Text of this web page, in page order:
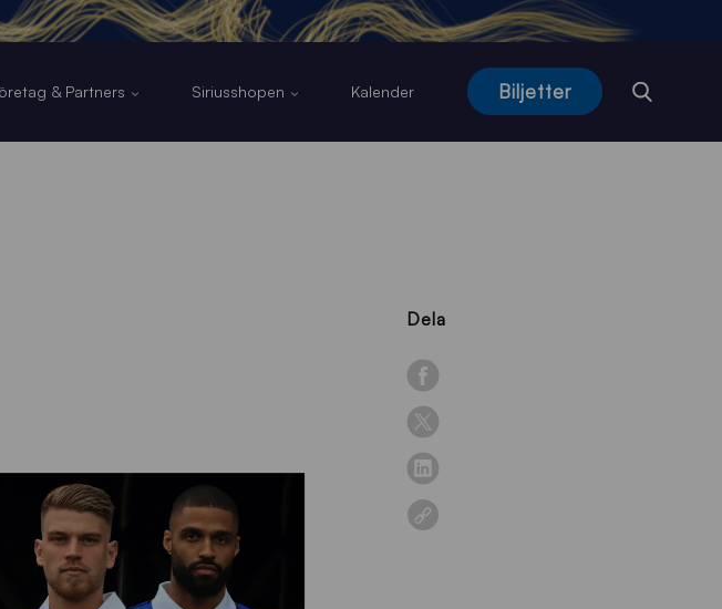
& Partners Siriusshopen Kalender Biljetter
Dela